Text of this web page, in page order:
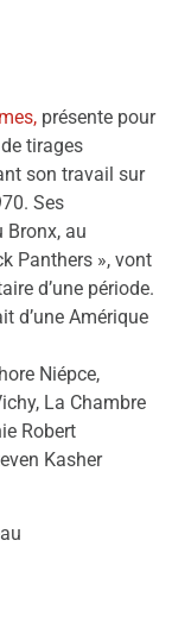
présente pour
tirages
son travail sur
Ses
Bronx, au
Panthers », vont
d’une période.
d’une Amérique
Niépce,
La Chambre
Robert
Kasher